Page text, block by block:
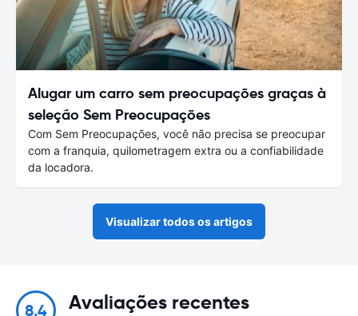
Alugar um carro sem preocupações graças à
seleção Sem Preocupações
Com Sem Preocupações, você não precisa se preocupar
com a franquia, quilometragem extra ou a confiabilidade
da locadora.
Visualizar todos os artigos
8.4 Avaliações recentes